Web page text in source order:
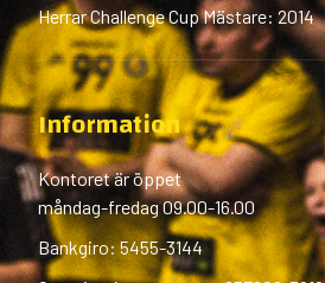
Herrar Challenge Cup Mästare: 2014
Information
Kontoret är öppet
måndag-fredag 09.00-16.00
Bankgiro: 5455-3144